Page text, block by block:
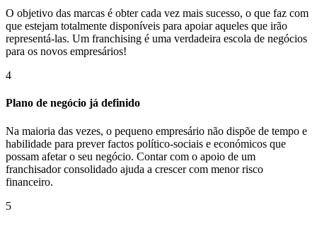
O objetivo das marcas é obter cada vez mais sucesso, o que faz com
que estejam totalmente disponíveis para apoiar aqueles que irão
representá-las. Um franchising é uma verdadeira escola de negócios
para os novos empresários!
4
Plano de negócio já definido
Na maioria das vezes, o pequeno empresário não dispõe de tempo e
habilidade para prever factos político-sociais e económicos que
possam afetar o seu negócio. Contar com o apoio de um
franchisador consolidado ajuda a crescer com menor risco
financeiro.
5